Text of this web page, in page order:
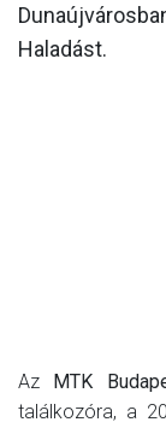
Haladást.
Az MTK
találkozóra, a